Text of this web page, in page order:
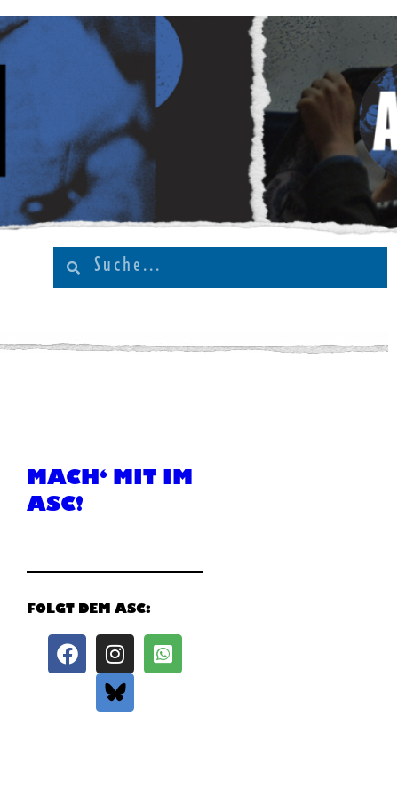
MACH‘ MIT IM
ASC!
FOLGT DEM ASC: